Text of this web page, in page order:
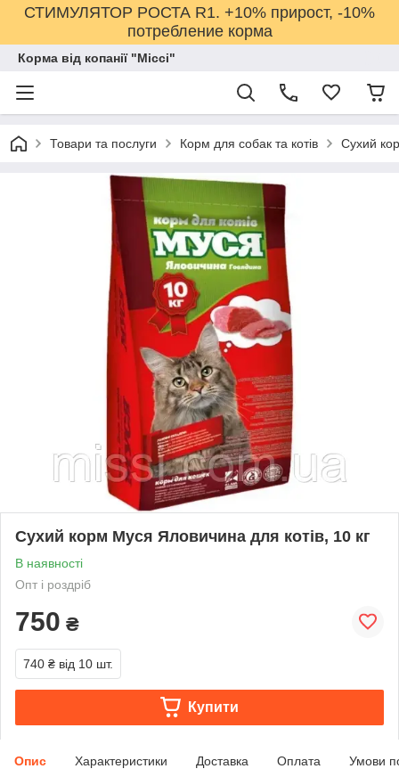
СТИМУЛЯТОР РОСТА R1. +10% прирост, -10%
потребление корма
Корма від копанії "Міссі"
Товари та послуги Корм для собак та котів Сухий
Сухий корм Муся Яловичина для котів, 10 кг
В наявності
Опт і роздріб
750 ₴
740 ₴ від 10 шт.
Купити
Опис Характеристики Доставка Оплата Умови